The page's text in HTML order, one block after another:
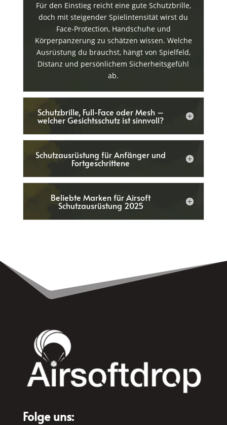
Für den Einstieg reicht eine gute Schutzbrille,
doch mit steigender Spielintensität wirst du
Face-Protection, Handschuhe und
Körperpanzerung zu schätzen wissen. Welche
Ausrüstung du brauchst, hängt von Spielfeld,
Distanz und persönlichem Sicherheitsgefühl
ab.
Schutzbrille, Full-Face oder Mesh –
welcher Gesichtsschutz ist sinnvoll?
Schutzausrüstung für Anfänger und
Fortgeschrittene
Beliebte Marken für Airsoft
Schutzausrüstung 2025
Folge uns: